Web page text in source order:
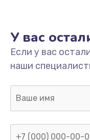
У вас
Если у вас
наши